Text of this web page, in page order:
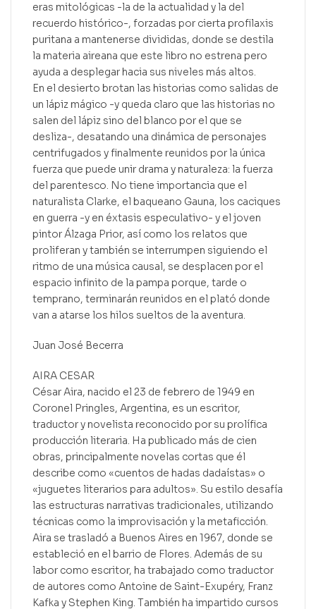
eras mitológicas -la de la actualidad y la del
recuerdo histórico-, forzadas por cierta profilaxis
puritana a mantenerse divididas, donde se destila
la materia aireana que este libro no estrena pero
ayuda a desplegar hacia sus niveles más altos.
En el desierto brotan las historias como salidas de
un lápiz mágico -y queda claro que las historias no
salen del lápiz sino del blanco por el que se
desliza-, desatando una dinámica de personajes
centrifugados y finalmente reunidos por la única
fuerza que puede unir drama y naturaleza: la fuerza
del parentesco. No tiene importancia que el
naturalista Clarke, el baqueano Gauna, los caciques
en guerra -y en éxtasis especulativo- y el joven
pintor Álzaga Prior, así como los relatos que
proliferan y también se interrumpen siguiendo el
ritmo de una música causal, se desplacen por el
espacio infinito de la pampa porque, tarde o
temprano, terminarán reunidos en el plató donde
van a atarse los hilos sueltos de la aventura.
Juan José Becerra
AIRA CESAR
César Aira, nacido el 23 de febrero de 1949 en
Coronel Pringles, Argentina, es un escritor,
traductor y novelista reconocido por su prolífica
producción literaria. Ha publicado más de cien
obras, principalmente novelas cortas que él
describe como «cuentos de hadas dadaístas» o
«juguetes literarios para adultos». Su estilo desafía
las estructuras narrativas tradicionales, utilizando
técnicas como la improvisación y la metaficción.
Aira se trasladó a Buenos Aires en 1967, donde se
estableció en el barrio de Flores. Además de su
labor como escritor, ha trabajado como traductor
de autores como Antoine de Saint-Exupéry, Franz
Kafka y Stephen King. También ha impartido cursos